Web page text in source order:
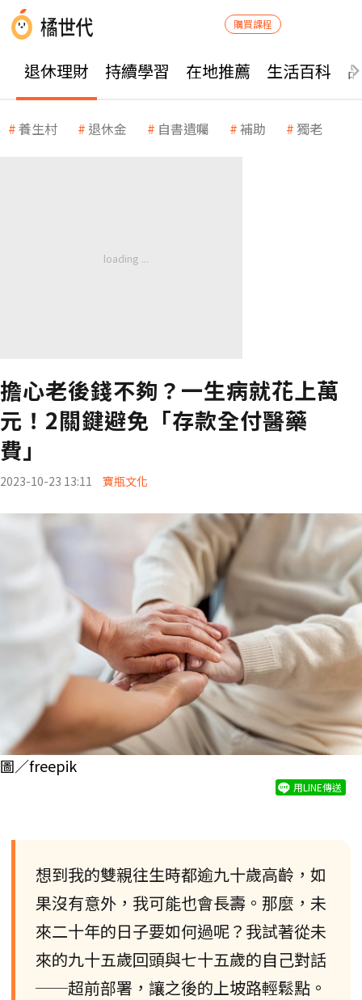
購買課程
退休理財 持續學習 在地推薦 生活百科
養生村 退休金 自書遺囑 補助 獨老
擔心老後錢不夠？一生病就花上萬
元！2關鍵避免「存款全付醫藥
費」
2023-10-23 13:11 寶瓶文化
圖／freepik
用LINE傳送
想到我的雙親往生時都逾九十歲高齡，如
果沒有意外，我可能也會長壽。那麼，未
來二十年的日子要如何過呢？我試著從未
來的九十五歲回頭與七十五歲的自己對話
──超前部署，讓之後的上坡路輕鬆點。